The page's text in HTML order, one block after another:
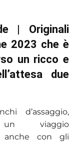
| Originali
2023 che è
un ricco e
due
d’assaggio,
un viaggio
anche con gli